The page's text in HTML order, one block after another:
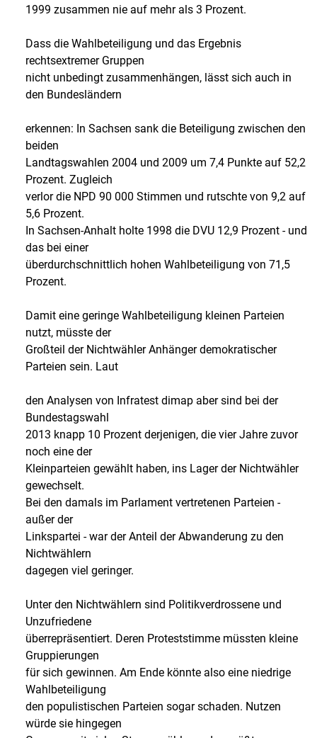
1999 zusammen nie auf mehr als 3 Prozent.
Dass die Wahlbeteiligung und das Ergebnis
rechtsextremer Gruppen
nicht unbedingt zusammenhängen, lässt sich auch in
den Bundesländern
erkennen: In Sachsen sank die Beteiligung zwischen den
beiden
Landtagswahlen 2004 und 2009 um 7,4 Punkte auf 52,2
Prozent. Zugleich
verlor die NPD 90 000 Stimmen und rutschte von 9,2 auf
5,6 Prozent.
In Sachsen-Anhalt holte 1998 die DVU 12,9 Prozent - und
das bei einer
überdurchschnittlich hohen Wahlbeteiligung von 71,5
Prozent.
Damit eine geringe Wahlbeteiligung kleinen Parteien
nutzt, müsste der
Großteil der Nichtwähler Anhänger demokratischer
Parteien sein. Laut
den Analysen von Infratest dimap aber sind bei der
Bundestagswahl
2013 knapp 10 Prozent derjenigen, die vier Jahre zuvor
noch eine der
Kleinparteien gewählt haben, ins Lager der Nichtwähler
gewechselt.
Bei den damals im Parlament vertretenen Parteien -
außer der
Linkspartei - war der Anteil der Abwanderung zu den
Nichtwählern
dagegen viel geringer.
Unter den Nichtwählern sind Politikverdrossene und
Unzufriedene
überrepräsentiert. Deren Proteststimme müssten kleine
Gruppierungen
für sich gewinnen. Am Ende könnte also eine niedrige
Wahlbeteiligung
den populistischen Parteien sogar schaden. Nutzen
würde sie hingegen